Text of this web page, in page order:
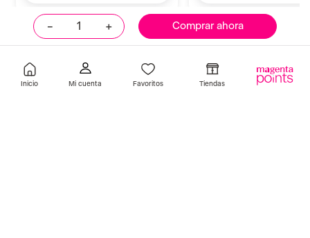
Inicio Favoritos Tiendas
＋
－ Comprar ahora
Llevalos juntos